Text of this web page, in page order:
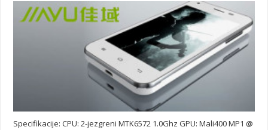
Specifikacije: CPU: 2-jezgreni MTK6572 1.0Ghz GPU: Mali400 MP1 @